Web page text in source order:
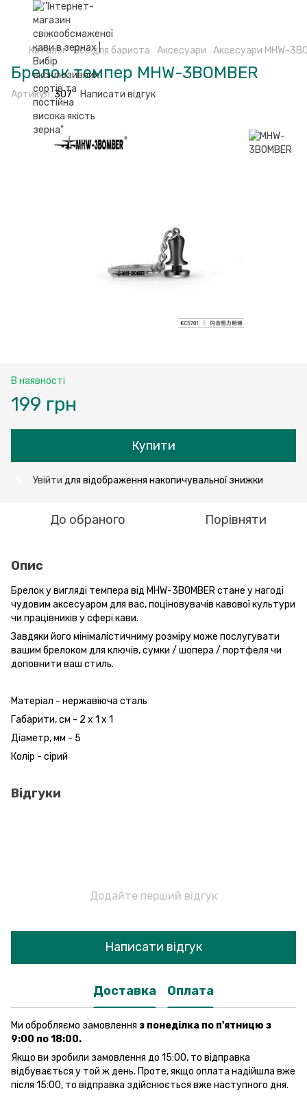
Каталог Все для бариста Аксесуари Аксесуари MHW-
Брелок темпер MHW-3BOMBER
Артикул:307 Написати відгук
В наявності
199 грн
Купити
Увійти для відображення накопичувальної знижки
До обраного Порівняти
Опис
Брелок у вигляді темпера від MHW-3BOMBER стане у нагоді
чудовим аксесуаром для вас, поціновувачів кавової культури
чи працівників у сфері кави.
Завдяки його мінімалістичниму розміру може послугувати
вашим брелоком для ключів, сумки / шопера / портфеля чи
доповнити ваш стиль.
Матеріал - нержавіюча сталь
Габарити, см - 2 х 1 х 1
Діаметр, мм - 5
Колір - сірий
Відгуки
Додайте перший відгук
Написати відгук
Доставка Оплата
Ми обробляємо замовлення з понеділка по п'ятницю з
9:00 по 18:00.
Якщо ви зробили замовлення до 15:00, то відправка
відбувається у той ж день. Проте, якщо оплата надійшла вже
після 15:00, то відправка здійснюється вже наступного дня.